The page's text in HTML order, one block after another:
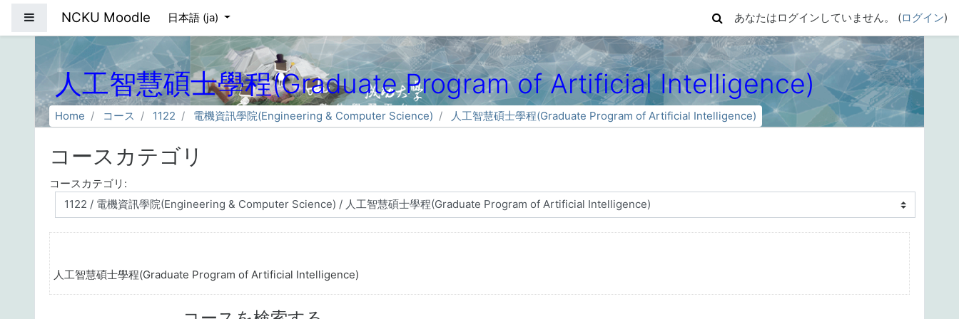
サイドパネル
NCKU Moodle 日本語 ‎(ja)‎ あなたはログインしていません。 (ログイン)
人工智慧碩士學程(Graduate Program of Artificial Intelligence)
Home コース 1122 電機資訊學院(Engineering & Computer Science) 人工智慧碩士學程(Graduate Program of Artificial Intelligence)
コースカテゴリ
コースカテゴリ:
人工智慧碩士學程(Graduate Program of Artificial Intelligence)